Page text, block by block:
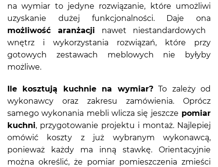
na wymiar to jedyne rozwiązanie, które umożliwi
uzyskanie dużej funkcjonalności. Daje ona
możliwość aranżacji nawet niestandardowych
wnętrz i wykorzystania rozwiązań, które przy
gotowych zestawach meblowych nie byłyby
możliwe.
Ile kosztują kuchnie na wymiar?To zależy od
wykonawcy oraz zakresu zamówienia. Oprócz
samego wykonania mebli wlicza się jeszcze pomiar
kuchni, przygotowanie projektu i montaż. Najlepiej
omówić koszty z już wybranym wykonawcą,
ponieważ każdy ma inną stawkę. Orientacyjnie
można określić, że pomiar pomieszczenia zmieści